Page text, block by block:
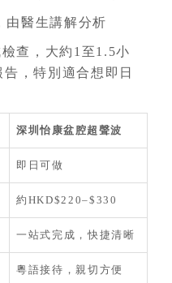
由醫生講解分析
查，大約1至1.5小
，特別適合想即日
深圳怡康盆腔超聲波
即日可做
約HKD$220–$330
一站式完成，快捷清晰
粵語接待，親切方便